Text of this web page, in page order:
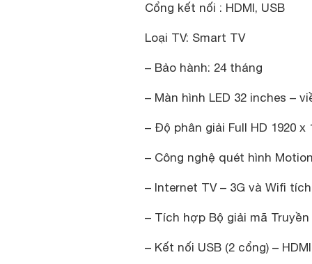
Cổng kết nối : HDMI, USB
Loại TV: Smart TV
– Bảo hành: 24 tháng
– Màn hình LED 32 inches –
– Độ phân giải Full HD 1920 x
– Công nghệ quét hình
– Internet TV – 3G và Wifi
– Tích hợp Bộ giải mã
– Kết nối USB (2 cổng) –